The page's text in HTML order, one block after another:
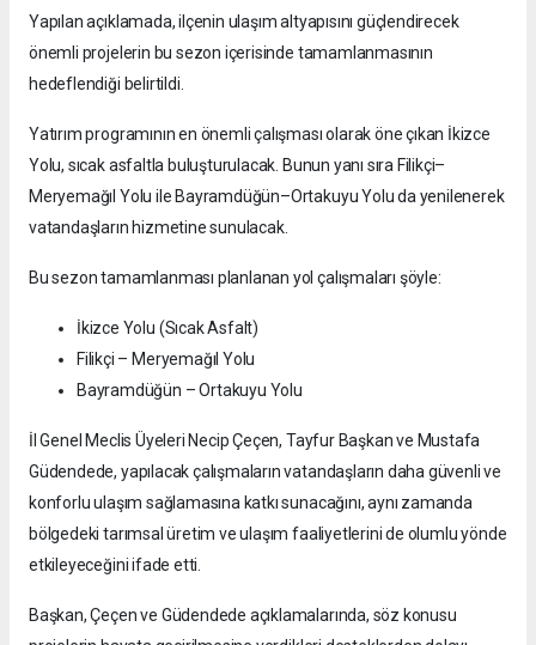
Yapılan açıklamada, ilçenin ulaşım altyapısını güçlendirecek
önemli projelerin bu sezon içerisinde tamamlanmasının
hedeflendiği belirtildi.
Yatırım programının en önemli çalışması olarak öne çıkan İkizce
Yolu, sıcak asfaltla buluşturulacak. Bunun yanı sıra Filikçi–
Meryemağıl Yolu ile Bayramdüğün–Ortakuyu Yolu da yenilenerek
vatandaşların hizmetine sunulacak.
Bu sezon tamamlanması planlanan yol çalışmaları şöyle:
İkizce Yolu (Sıcak Asfalt)
Filikçi – Meryemağıl Yolu
Bayramdüğün – Ortakuyu Yolu
İl Genel Meclis Üyeleri Necip Çeçen, Tayfur Başkan ve Mustafa
Güdendede, yapılacak çalışmaların vatandaşların daha güvenli ve
konforlu ulaşım sağlamasına katkı sunacağını, aynı zamanda
bölgedeki tarımsal üretim ve ulaşım faaliyetlerini de olumlu yönde
etkileyeceğini ifade etti.
Başkan, Çeçen ve Güdendede açıklamalarında, söz konusu